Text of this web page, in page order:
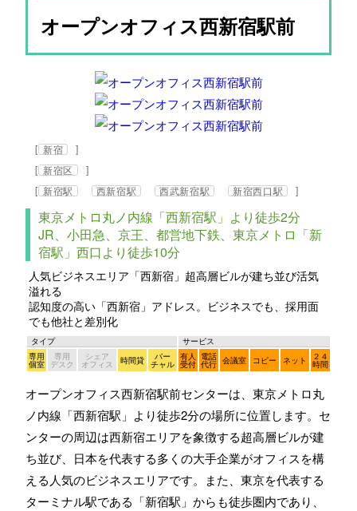
オープンオフィス西新宿駅前
[ 新宿
]
[ 新宿区
]
[ 新宿駅 西新宿駅 西武新宿駅 新宿西口駅 ]
東京メトロ丸ノ内線「西新宿駅」より徒歩2分
JR、小田急、京王、都営地下鉄、東京メトロ「新
宿駅」西口より徒歩10分
人気ビジネスエリア「西新宿」超高層ビルが建ち並び活気
溢れる
認知度の高い「西新宿」アドレス。ビジネスでも、採用面
でも他社と差別化
タイプ
サービス
専用
個室
専用
デスク
シェア
オフィス 時間貸 バー
チャル
有人
受付
電話
代行 会議室 コピー ネット ２４
時間
オープンオフィス西新宿駅前センターは、東京メトロ丸
ノ内線「西新宿駅」より徒歩2分の場所に位置します。セ
ンターの周辺は西新宿エリアを象徴する超高層ビルが建
ち並び、日本を代表する多くの大手企業がオフィスを構
える人気のビジネスエリアです。また、東京を代表する
ターミナル駅である「新宿駅」からも徒歩圏内であり、